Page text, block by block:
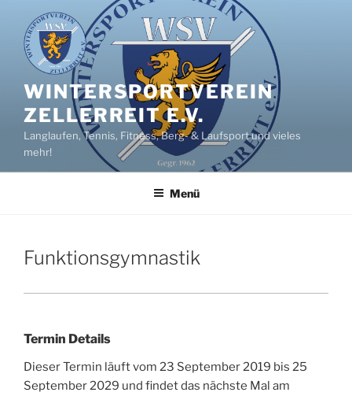
Inhalt
springen
WINTERSPORTVEREIN
ZELLERREIT E.V.
Langlaufen, Tennis, Fitness, Berg- & Laufsport und vieles
mehr!
Menü
Funktionsgymnastik
Termin Details
Dieser Termin läuft vom 23 September 2019 bis 25
September 2029 und findet das nächste Mal am